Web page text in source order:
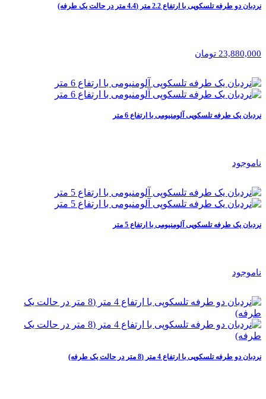
نردبان دو طرفه تلسکوپی با ارتفاع 2.2 متر (4.4 متر در حالت یک طرفه)
23,880,000 تومان
نردبان یک طرفه تلسکوپی آلومنیومی با ارتفاع 6 متر
ناموجود
نردبان یک طرفه تلسکوپی آلومنیومی با ارتفاع 5 متر
ناموجود
نردبان دو طرفه تلسکوپی با ارتفاع 4 متر (8 متر در حالت یک طرفه)